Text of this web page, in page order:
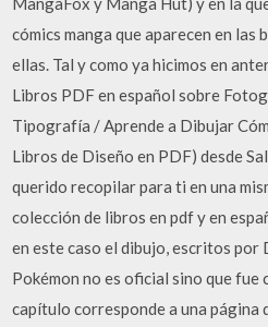
cómics manga que aparecen en las
ellas. Tal y como ya hicimos en
Libros PDF en español sobre
Tipografía / Aprende a Dibujar
Libros de Diseño en PDF) desde
querido recopilar para ti en una
colección de libros en pdf y en
en este caso el dibujo, escritos por
Pokémon no es oficial sino que fue
capítulo corresponde a una página